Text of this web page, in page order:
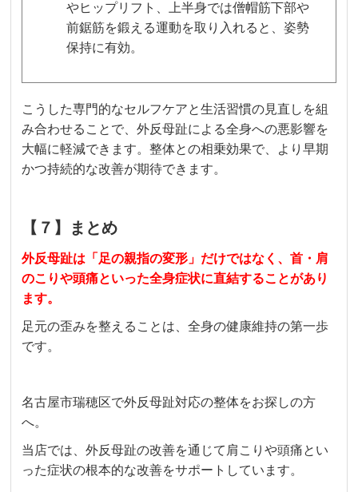
やヒップリフト、上半身では僧帽筋下部や
前鋸筋を鍛える運動を取り入れると、姿勢
保持に有効。
こうした専門的なセルフケアと生活習慣の見直しを組
み合わせることで、外反母趾による全身への悪影響を
大幅に軽減できます。整体との相乗効果で、より早期
かつ持続的な改善が期待できます。
【７】まとめ
外反母趾は「足の親指の変形」だけではなく、首・肩
のこりや頭痛といった全身症状に直結することがあり
ます。
足元の歪みを整えることは、全身の健康維持の第一歩
です。
名古屋市瑞穂区で外反母趾対応の整体をお探しの方
へ。
当店では、外反母趾の改善を通じて肩こりや頭痛とい
った症状の根本的な改善をサポートしています。